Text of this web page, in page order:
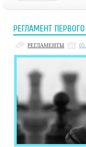
РЕГЛАМЕНТ
РЕГЛАМЕНТЫ